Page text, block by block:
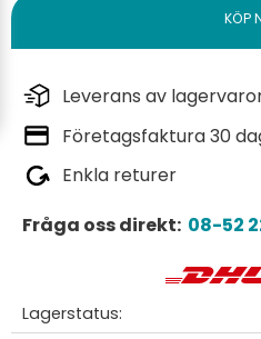
Leverans av
Företagsfaktura 30
Enkla returer
Fråga oss direkt: 08-52
Lagerstatus